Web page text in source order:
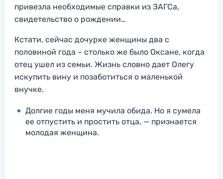
привезла необходимые справки из ЗАГСа,
свидетельство о рождении…
Кстати, сейчас дочурке женщины два с
половиной года – столько же было Оксане, когда
отец ушел из семьи. Жизнь словно дает Олегу
искупить вину и позаботиться о маленькой
внучке.
Долгие годы меня мучила обида. Но я сумела
ее отпустить и простить отца, — признается
молодая женщина.